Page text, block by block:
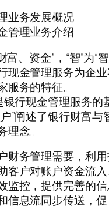
业务发展概况
管理业务介绍
富、资金”，“智”为“
现金管理服务为企
服务的特征。
银行现金管理服务的
”阐述了银行财富与
理念。
财务管理需要，利
客户对账户资金流
监控，提供完善的
信息流同步传送，促